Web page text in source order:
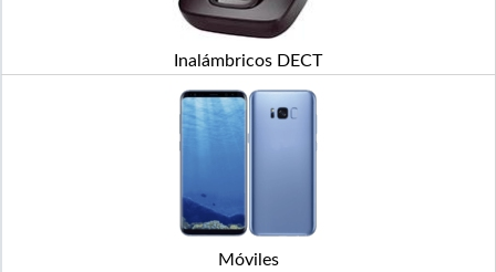
Inalámbricos DECT
Móviles